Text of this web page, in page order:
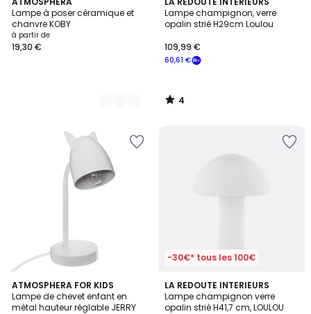
Lampe à poser céramique et
chanvre KOBY
à partir de
19,30 €
2
Couleurs
Lampe champignon, verre
opalin strié H29cm Loulou
60,61 €
109,99 €
/
5
4
/
ATMOSPHERA FOR KIDS
Lampe de chevet enfant en
métal hauteur réglable JERRY
3
Couleurs
-30€* tous les 100€
LA REDOUTE INTERIEURS
Lampe champignon verre
opalin strié H41,7 cm, LOULOU
4,8
/ 5